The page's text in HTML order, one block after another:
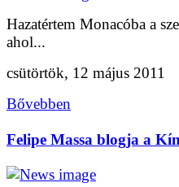
Hazatértem Monacóba a
ahol...
csütörtök, 12 május 2011
Bővebben
Felipe Massa blogja a